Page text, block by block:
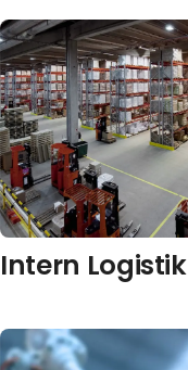
Intern Logistik